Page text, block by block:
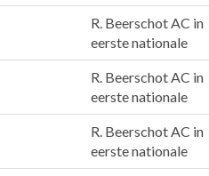
R. Beerschot AC in
eerste nationale
R. Beerschot AC in
eerste nationale
R. Beerschot AC in
eerste nationale